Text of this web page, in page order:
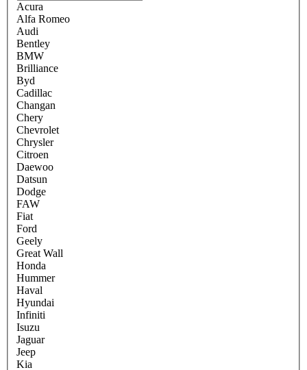
Acura
Alfa Romeo
Audi
Bentley
BMW
Brilliance
Byd
Cadillac
Changan
Chery
Chevrolet
Chrysler
Citroen
Daewoo
Datsun
Dodge
FAW
Fiat
Ford
Geely
Great Wall
Honda
Hummer
Haval
Hyundai
Infiniti
Isuzu
Jaguar
Jeep
Kia